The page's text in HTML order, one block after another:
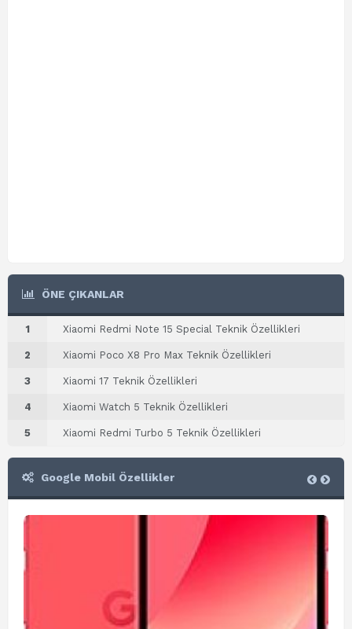
ÖNE ÇIKANLAR
1 Xiaomi Redmi Note 15 Special Teknik Özellikleri
2 Xiaomi Poco X8 Pro Max Teknik Özellikleri
3 Xiaomi 17 Teknik Özellikleri
4 Xiaomi Watch 5 Teknik Özellikleri
5 Xiaomi Redmi Turbo 5 Teknik Özellikleri
Google Mobil Özellikler